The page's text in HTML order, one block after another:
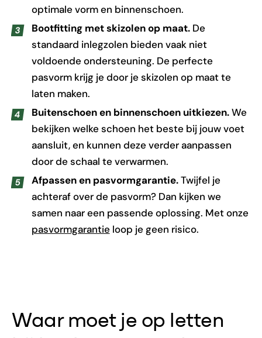
optimale vorm en binnenschoen.
Bootfitting met skizolen op maat. De
standaard inlegzolen bieden vaak niet
voldoende ondersteuning. De perfecte
pasvorm krijg je door je skizolen op maat te
laten maken.
Buitenschoen en binnenschoen uitkiezen.We
bekijken welke schoen het beste bij jouw voet
aansluit, en kunnen deze verder aanpassen
door de schaal te verwarmen.
Afpassen en pasvormgarantie.Twijfel je
achteraf over de pasvorm? Dan kijken we
samen naar een passende oplossing. Met onze
pasvormgarantieloop je geen risico.
Waar moet je op letten